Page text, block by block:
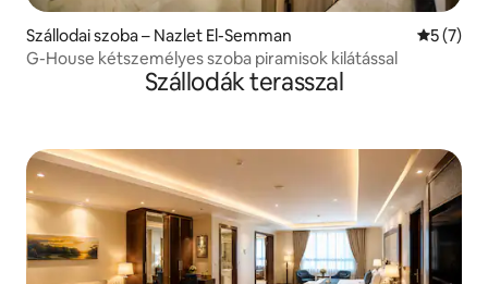
Szállodai szoba – Nazlet El-Semman Átlagos
5 (7)
G-House kétszemélyes szoba piramisok kilátással
Szállodák terasszal